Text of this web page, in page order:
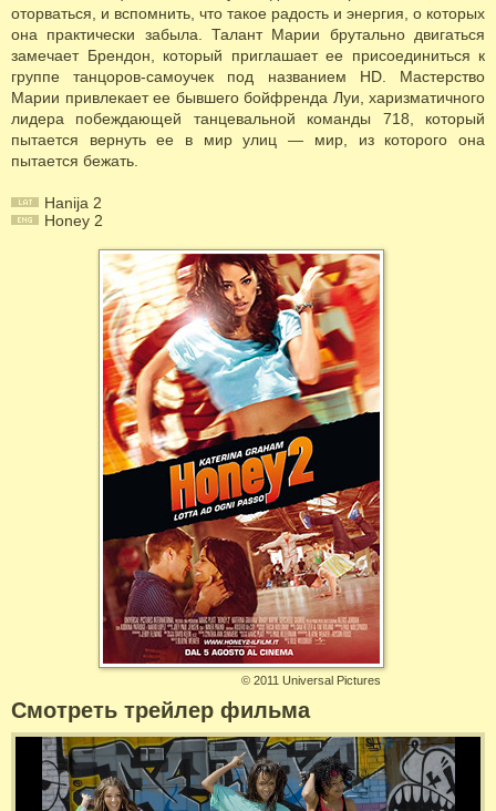
оторваться, и вспомнить, что такое радость и энергия, о которых
она практически забыла. Талант Марии брутально двигаться
замечает Брендон, который приглашает ее присоединиться к
группе танцоров-самоучек под названием HD. Мастерство
Марии привлекает ее бывшего бойфренда Луи, харизматичного
лидера побеждающей танцевальной команды 718, который
пытается вернуть ее в мир улиц — мир, из которого она
пытается бежать.
Hanija 2
Honey 2
© 2011 Universal Pictures
Смотреть трейлер фильма